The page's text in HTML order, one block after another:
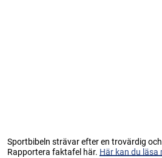
Sportbibeln strävar efter en trovärdig
Rapportera faktafel här. Här kan du läsa